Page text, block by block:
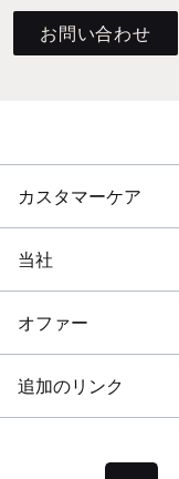
お問い合わせ
カスタマーケア
当社
オファー
追加のリンク